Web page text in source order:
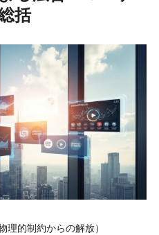
括
理的制約からの解放）